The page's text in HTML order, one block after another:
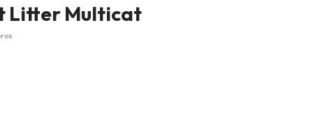
Litter Multicat